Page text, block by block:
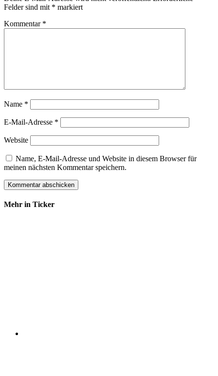
Felder sind mit * markiert
Kommentar *
Name *
E-Mail-Adresse *
Website
Name, E-Mail-Adresse und Website in diesem Browser für
meinen nächsten Kommentar speichern.
Mehr in Ticker